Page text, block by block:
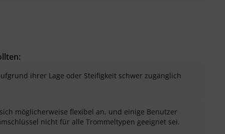
ihrer Lage oder Steifigkeit schwer zugänglich
möglicherweise flexibel an, und einige Benutzer
nicht für alle Trommeltypen geeignet sei.